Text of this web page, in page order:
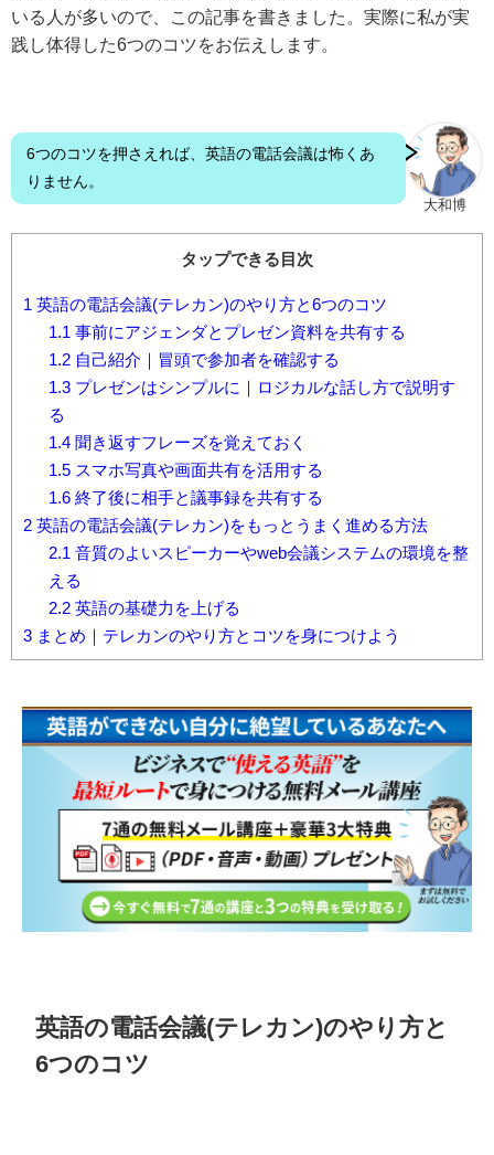
いる人が多いので、この記事を書きました。実際に私が実
践し体得した6つのコツをお伝えします。
大和博
6つのコツを押さえれば、英語の電話会議は怖くあ
りません。
タップできる目次
1 英語の電話会議(テレカン)のやり方と6つのコツ
1.1 事前にアジェンダとプレゼン資料を共有する
1.2自己紹介｜冒頭で参加者を確認する
1.3プレゼンはシンプルに｜ロジカルな話し方で説明す
る
1.4聞き返すフレーズを覚えておく
1.5スマホ写真や画面共有を活用する
1.6終了後に相手と議事録を共有する
2 英語の電話会議(テレカン)をもっとうまく進める方法
2.1 音質のよいスピーカーやweb会議システムの環境を整
える
2.2英語の基礎力を上げる
3 まとめ｜テレカンのやり方とコツを身につけよう
英語の電話会議(テレカン)のやり方と
6つのコツ